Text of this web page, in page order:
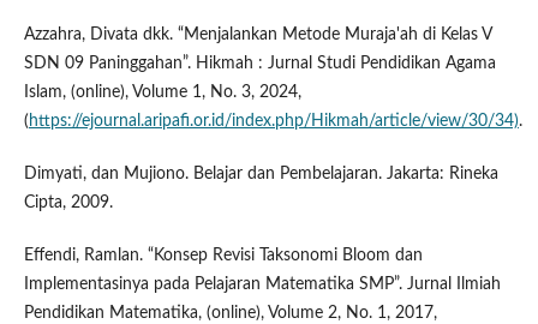
Azzahra, Divata dkk. “Menjalankan Metode Muraja'ah di Kelas V
SDN 09 Paninggahan”. Hikmah : Jurnal Studi Pendidikan Agama
Islam, (online), Volume 1, No. 3, 2024,
( https://ejournal.aripafi.or.id/index.php/Hikmah/article/view/30/34).
Dimyati, dan Mujiono. Belajar dan Pembelajaran. Jakarta: Rineka
Cipta, 2009.
Effendi, Ramlan. “Konsep Revisi Taksonomi Bloom dan
Implementasinya pada Pelajaran Matematika SMP”. Jurnal Ilmiah
Pendidikan Matematika, (online), Volume 2, No. 1, 2017,